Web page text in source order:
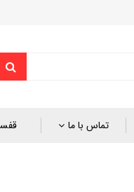
تماس با ما